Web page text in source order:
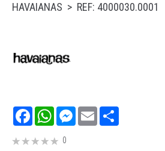
HAVAIANAS > REF: 4000030.0001
FacebookWhatsAppMessenger
Email
0